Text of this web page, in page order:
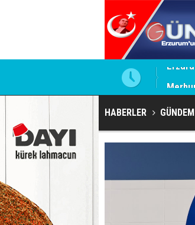
HABERLER GÜNDEM